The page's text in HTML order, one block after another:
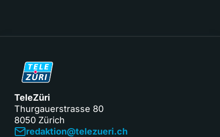
TeleZüri
Thurgauerstrasse 80
8050 Zürich
redaktion@telezueri.ch